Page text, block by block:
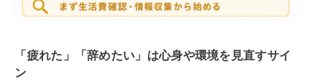
「疲れた」「辞めたい」は心身や環境を見直すサイ
ン